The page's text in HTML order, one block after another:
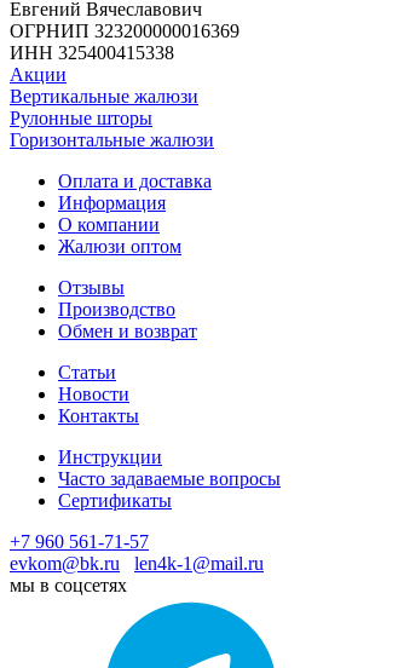
Евгений Вячеславович
ОГРНИП 323200000016369
ИНН 325400415338
Акции
Вертикальные жалюзи
Рулонные шторы
Горизонтальные жалюзи
Оплата и доставка
Информация
О компании
Жалюзи оптом
Отзывы
Производство
Обмен и возврат
Статьи
Новости
Контакты
Инструкции
Часто задаваемые вопросы
Сертификаты
+7 960 561-71-57
evkom@bk.ru
len4k-1@mail.ru
мы в соцсетях